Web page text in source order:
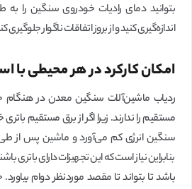
بتوانید دمای رادیات خودروی سنگین را
اندازه‌گیری کنید و از بروز اتفاقات ناگوار جلوگیری
امکان کارکرد در هر محیطی با
ردیاب ماشین‌آلات سنگین معدن در هنگام
مستقیم را ندارند. زیرا اگر از برق مستقیم
سنگین انرژی کم می‌آورد و ماشین پس
بنابراین نیاز است که این تجهیزات دارای باتری
باشد تا بتواند تا مقصد موردنظر دوام